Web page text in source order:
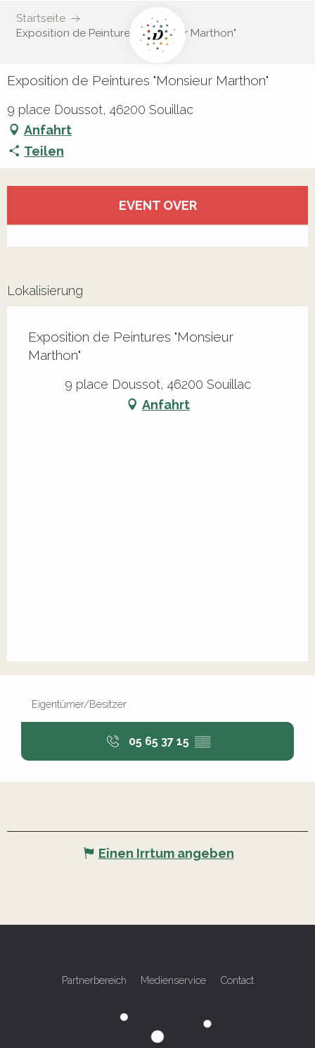
Startseite
Exposition de Peintures "Monsieur Marthon"
Exposition de Peintures "Monsieur Marthon"
9 place Doussot, 46200 Souillac
Anfahrt
Teilen
EVENT OVER
Lokalisierung
Exposition de Peintures "Monsieur
Marthon"
9 place Doussot, 46200 Souillac
Anfahrt
Eigentümer/Besitzer
05 65 37 15 ▒▒
Einen Irrtum angeben
Partnerbereich Medienservice Contact